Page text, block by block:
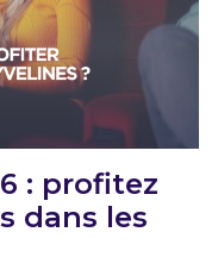
: profitez
dans les